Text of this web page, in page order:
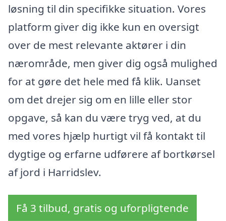
løsning til din specifikke situation. Vores
platform giver dig ikke kun en oversigt
over de mest relevante aktører i din
nærområde, men giver dig også mulighed
for at gøre det hele med få klik. Uanset
om det drejer sig om en lille eller stor
opgave, så kan du være tryg ved, at du
med vores hjælp hurtigt vil få kontakt til
dygtige og erfarne udførere af bortkørsel
af jord i Harridslev.
Få 3 tilbud, gratis og uforpligtende